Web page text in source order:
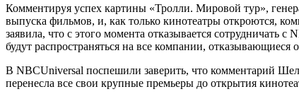
Комментируя успех картины «Тролли. Мировой тур»,
выпуска фильмов, и, как только кинотеатры откроются,
заявила, что с этого момента отказывается
будут распространяться на все компании, отказывающиеся
В NBCUniversal поспешили заверить, что комментарий
перенесла все свои крупные премьеры до открытия